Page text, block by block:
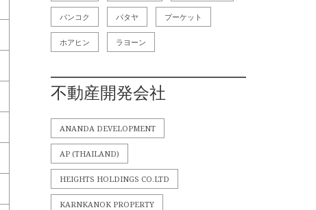
バンコク パタヤ プーケット
ホアヒン ラヨーン
不動産開発会社
ANANDA DEVELOPMENT
AP (THAILAND)
HEIGHTS HOLDINGS CO.LTD
KARNKANOK PROPERTY